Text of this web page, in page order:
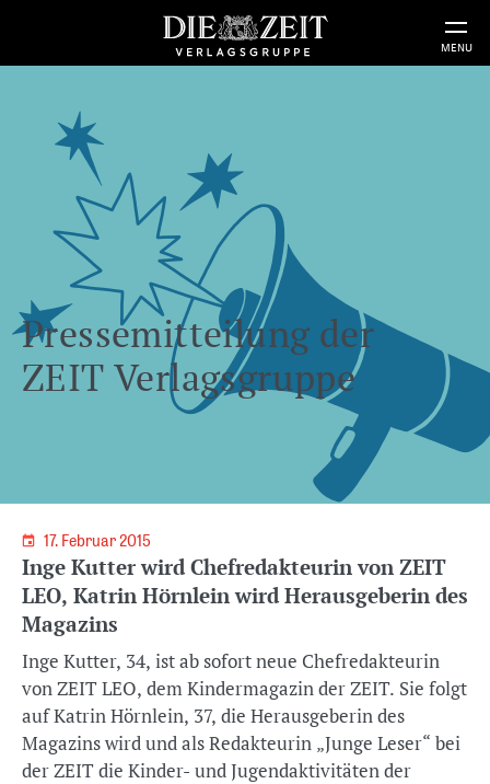
MENU
Pressemitteilung der
ZEIT Verlagsgruppe
17. Februar 2015
Inge Kutter wird Chefredakteurin von ZEIT
LEO, Katrin Hörnlein wird Herausgeberin des
Magazins
Inge Kutter, 34, ist ab sofort neue Chefredakteurin
von ZEIT LEO, dem Kindermagazin der ZEIT. Sie folgt
auf Katrin Hörnlein, 37, die Herausgeberin des
Magazins wird und als Redakteurin „Junge Leser“ bei
der ZEIT die Kinder- und Jugendaktivitäten der